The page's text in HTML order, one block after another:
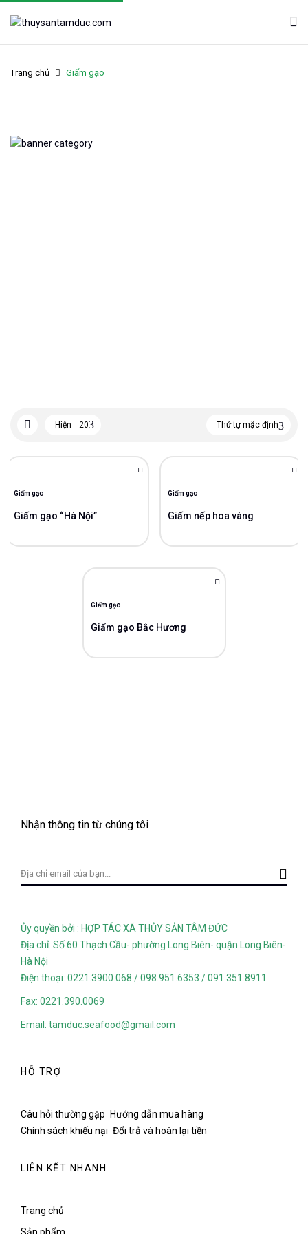
Trang chủ Giấm gạo
Thứ tự mặc định
Hiện 20
Giấm gạo
Giấm gạo “Hà Nội”
Giấm gạo
Giấm nếp hoa vàng
Giấm gạo
Giấm gạo Bắc Hương
Nhận thông tin từ chúng tôi
Ủy quyền bởi : HỢP TÁC XÃ THỦY SẢN TÂM ĐỨC
Địa chỉ: Số 60 Thạch Cầu- phường Long Biên- quận Long Biên-
Hà Nội
Điện thoại: 0221.3900.068 / 098.951.6353 / 091.351.8911
Fax: 0221.390.0069
Email: tamduc.seafood@gmail.com
HỖ TRỢ
Câu hỏi thường gặp
Hướng dẫn mua hàng
Chính sách khiếu nại Đổi trả và hoàn lại tiền
LIÊN KẾT NHANH
Trang chủ